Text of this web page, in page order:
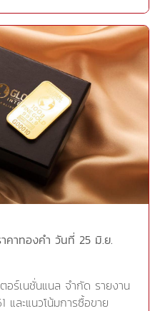
คาทองคำ วันที่ 25 มิ.ย.
อร์เนชั่นแนล จำกัด รายงาน
และแนวโน้มการซื้อขาย